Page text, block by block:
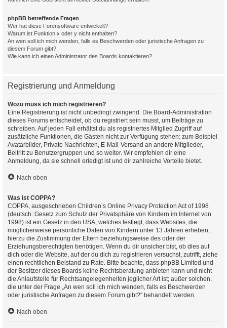
phpBB betreffende Fragen
Wer hat diese Forensoftware entwickelt?
Warum ist Funktion x oder y nicht enthalten?
An wen soll ich mich wenden, falls es Beschwerden oder juristische Anfragen zu
diesem Forum gibt?
Wie kann ich einen Administrator des Boards kontaktieren?
Registrierung und Anmeldung
Wozu muss ich mich registrieren?
Eine Registrierung ist nicht unbedingt zwingend. Die Board-Administration
dieses Forums entscheidet, ob du registriert sein musst, um Beiträge zu
schreiben. Auf jeden Fall erhältst du als registriertes Mitglied Zugriff auf
zusätzliche Funktionen, die Gästen nicht zur Verfügung stehen: zum Beispiel
Avatarbilder, Private Nachrichten, E-Mail-Versand an andere Mitglieder,
Beitritt zu Benutzergruppen und so weiter. Wir empfehlen dir eine
Anmeldung, da sie schnell erledigt ist und dir zahlreiche Vorteile bietet.
Nach oben
Was ist COPPA?
COPPA, ausgeschrieben Children’s Online Privacy Protection Act of 1998
(deutsch: Gesetz zum Schutz der Privatsphäre von Kindern im Internet von
1998) ist ein Gesetz in den USA, welches festlegt, dass Websites, die
möglicherweise persönliche Daten von Kindern unter 13 Jahren erheben,
hierzu die Zustimmung der Eltern beziehungsweise des oder der
Erziehungsberechtigten benötigen. Wenn du dir unsicher bist, ob dies auf
dich oder die Website, auf der du dich zu registrieren versuchst, zutrifft, ziehe
einen rechtlichen Beistand zu Rate. Bitte beachte, dass phpBB Limited und
der Besitzer dieses Boards keine Rechtsberatung anbieten kann und nicht
die Anlaufstelle für Rechtsangelegenheiten jeglicher Art ist; außer solchen,
die unter der Frage „An wen soll ich mich wenden, falls es Beschwerden
oder juristische Anfragen zu diesem Forum gibt?“ behandelt werden.
Nach oben